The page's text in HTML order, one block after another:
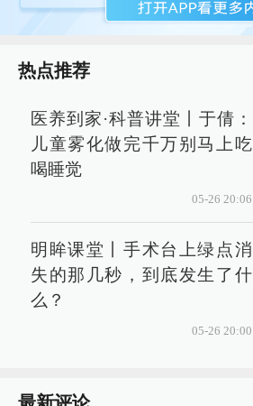
热点推荐
医养到家·科普讲堂丨于倩：
儿童雾化做完千万别马上吃
喝睡觉
05-26 20:06
明眸课堂丨手术台上绿点消
失的那几秒，到底发生了什
么？
05-26 20:00